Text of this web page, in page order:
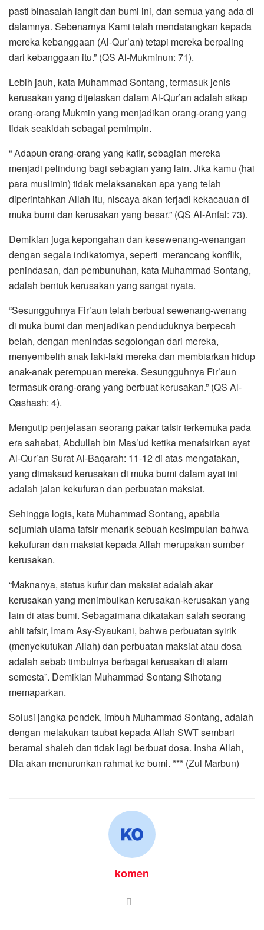
pasti binasalah langit dan bumi ini, dan semua yang ada di
dalamnya. Sebenarnya Kami telah mendatangkan kepada
mereka kebanggaan (Al-Qur’an) tetapi mereka berpaling
dari kebanggaan itu.” (QS Al-Mukminun: 71).
Lebih jauh, kata Muhammad Sontang, termasuk jenis
kerusakan yang dijelaskan dalam Al-Qur’an adalah sikap
orang-orang Mukmin yang menjadikan orang-orang yang
tidak seakidah sebagai pemimpin.
“ Adapun orang-orang yang kafir, sebagian mereka
menjadi pelindung bagi sebagian yang lain. Jika kamu (hai
para muslimin) tidak melaksanakan apa yang telah
diperintahkan Allah itu, niscaya akan terjadi kekacauan di
muka bumi dan kerusakan yang besar.” (QS Al-Anfal: 73).
Demikian juga kepongahan dan kesewenang-wenangan
dengan segala indikatornya, seperti merancang konflik,
penindasan, dan pembunuhan, kata Muhammad Sontang,
adalah bentuk kerusakan yang sangat nyata.
“Sesungguhnya Fir’aun telah berbuat sewenang-wenang
di muka bumi dan menjadikan penduduknya berpecah
belah, dengan menindas segolongan dari mereka,
menyembelih anak laki-laki mereka dan membiarkan hidup
anak-anak perempuan mereka. Sesungguhnya Fir’aun
termasuk orang-orang yang berbuat kerusakan.” (QS Al-
Qashash: 4).
Mengutip penjelasan seorang pakar tafsir terkemuka pada
era sahabat, Abdullah bin Mas’ud ketika menafsirkan ayat
Al-Qur’an Surat Al-Baqarah: 11-12 di atas mengatakan,
yang dimaksud kerusakan di muka bumi dalam ayat ini
adalah jalan kekufuran dan perbuatan maksiat.
Sehingga logis, kata Muhammad Sontang, apabila
sejumlah ulama tafsir menarik sebuah kesimpulan bahwa
kekufuran dan maksiat kepada Allah merupakan sumber
kerusakan.
“Maknanya, status kufur dan maksiat adalah akar
kerusakan yang menimbulkan kerusakan-kerusakan yang
lain di atas bumi. Sebagaimana dikatakan salah seorang
ahli tafsir, Imam Asy-Syaukani, bahwa perbuatan syirik
(menyekutukan Allah) dan perbuatan maksiat atau dosa
adalah sebab timbulnya berbagai kerusakan di alam
semesta”. Demikian Muhammad Sontang Sihotang
memaparkan.
Solusi jangka pendek, imbuh Muhammad Sontang, adalah
dengan melakukan taubat kepada Allah SWT sembari
beramal shaleh dan tidak lagi berbuat dosa. Insha Allah,
Dia akan menurunkan rahmat ke bumi. *** (Zul Marbun)
komen